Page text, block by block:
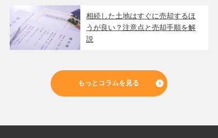
相続した土地はすぐに売却するほ
うが良い？注意点と売却手順を解
説
もっとコラムを見る